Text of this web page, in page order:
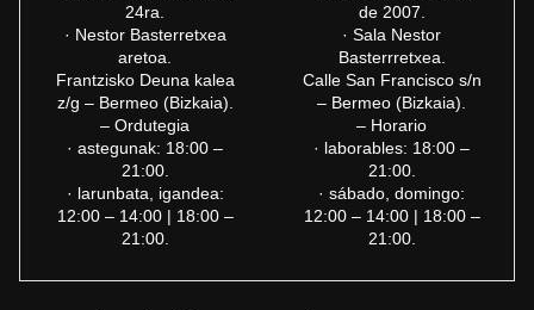
24ra.
· Nestor Basterretxea
aretoa.
Frantzisko Deuna kalea
z/g – Bermeo (Bizkaia).
– Ordutegia
· astegunak: 18:00 –
21:00.
· larunbata, igandea:
12:00 – 14:00 | 18:00 –
21:00.
de 2007.
· Sala Nestor
Basterrretxea.
Calle San Francisco s/n
– Bermeo (Bizkaia).
– Horario
· laborables: 18:00 –
21:00.
· sábado, domingo:
12:00 – 14:00 | 18:00 –
21:00.